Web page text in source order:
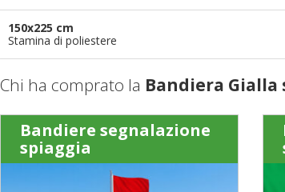
150x225 cm
Stamina di poliestere
Chi ha comprato la Bandiera Gialla
Bandiere segnalazione
spiaggia